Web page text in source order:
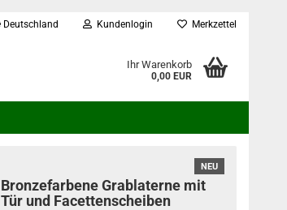
Deutschland Kundenlogin Merkzettel
Ihr Warenkorb
0,00 EUR
NEU
Bronzefarbene Grablaterne mit
Tür und Facettenscheiben